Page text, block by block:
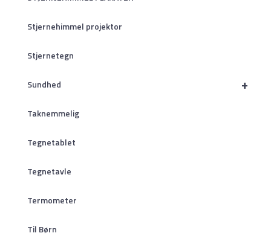
Stjernehimmel projektor
Stjernetegn
+
Sundhed
Taknemmelig
Tegnetablet
Tegnetavle
Termometer
Til Børn